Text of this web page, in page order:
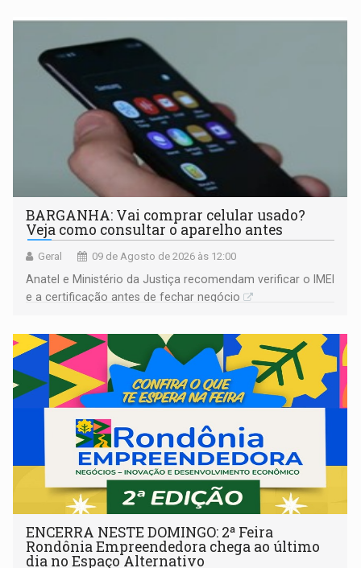
BARGANHA: Vai comprar celular usado?
Veja como consultar o aparelho antes
Geral 09 de Agosto de 2026 às 12:00
Anatel e Ministério da Justiça recomendam verificar o IMEI
e a certificação antes de fechar negócio
ENCERRA NESTE DOMINGO: 2ª Feira
Rondônia Empreendedora chega ao último
dia no Espaço Alternativo